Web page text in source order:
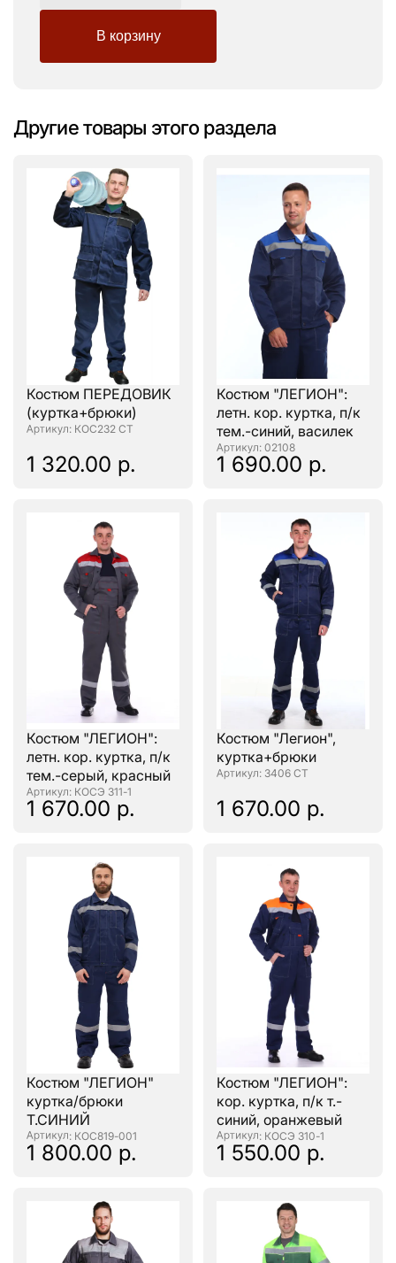
Другие товары этого раздела
Костюм ПЕРЕДОВИК
(куртка+брюки)
: КОС232 СТ
1 320.00 р.
Костюм "ЛЕГИОН":
летн. кор. куртка, п/к
тем.-синий, василек
: 02108
1 690.00 р.
Костюм "ЛЕГИОН":
летн. кор. куртка, п/к
тем.-серый, красный
: КОСЭ 311-1
1 670.00 р.
Костюм "Легион",
куртка+брюки
: 3406 СТ
1 670.00 р.
Костюм "ЛЕГИОН"
куртка/брюки
Т.СИНИЙ
: КОС819-001
1 800.00 р.
Костюм "ЛЕГИОН":
кор. куртка, п/к т.-
синий, оранжевый
: КОСЭ 310-1
1 550.00 р.